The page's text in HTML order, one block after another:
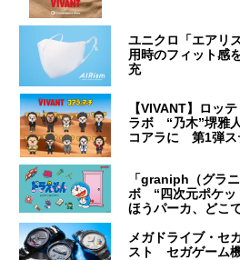
ユニクロ「エアリ
用時のフィット感
充
【VIVANT】ロッ
ラボ “乃木”堺雅
コアラに 第1弾ス
「graniph（グラ
ボ “四次元ポケッ
ほうパーカ、どこ
メガドライブ・セ
スト セガゲーム